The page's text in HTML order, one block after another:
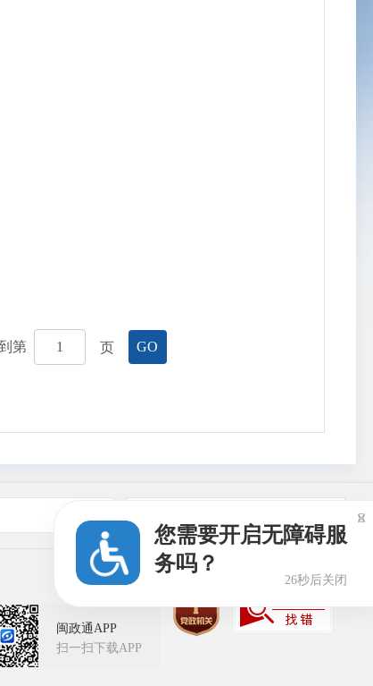
第 页 GO
闽政通APP
扫一扫下载APP
您需要开启无障碍服
务吗？
25秒后关闭
